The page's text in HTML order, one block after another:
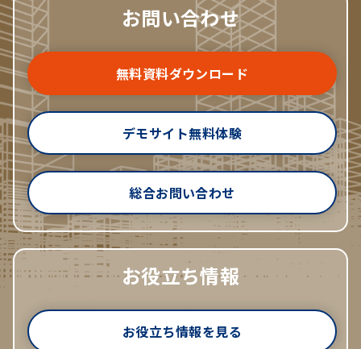
お問い合わせ
無料資料ダウンロード
デモサイト無料体験
総合お問い合わせ
お役立ち情報
お役立ち情報を見る